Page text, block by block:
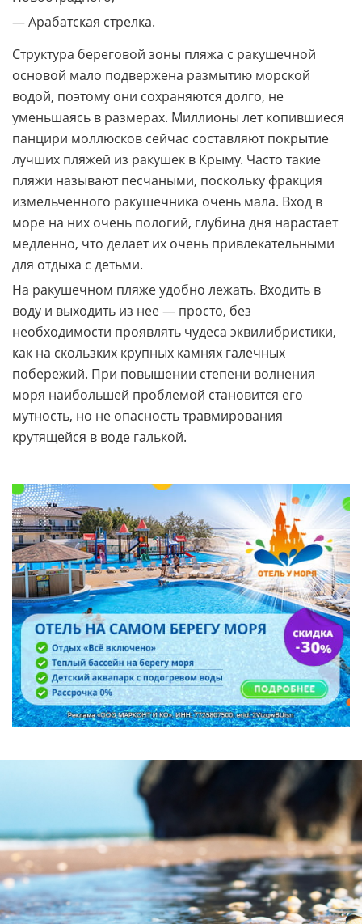
— Арабатская стрелка.
Структура береговой зоны пляжа с ракушечной
основой мало подвержена размытию морской
водой, поэтому они сохраняются долго, не
уменьшаясь в размерах. Миллионы лет копившиеся
панцири моллюсков сейчас составляют покрытие
лучших пляжей из ракушек в Крыму. Часто такие
пляжи называют песчаными, поскольку фракция
измельченного ракушечника очень мала. Вход в
море на них очень пологий, глубина дня нарастает
медленно, что делает их очень привлекательными
для отдыха с детьми.
На ракушечном пляже удобно лежать. Входить в
воду и выходить из нее — просто, без
необходимости проявлять чудеса эквилибристики,
как на скользких крупных камнях галечных
побережий. При повышении степени волнения
моря наибольшей проблемой становится его
мутность, но не опасность травмирования
крутящейся в воде галькой.